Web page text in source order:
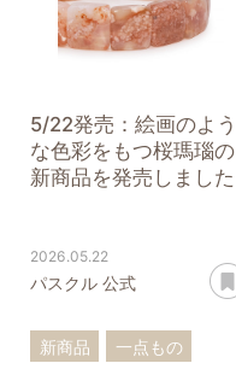
5/22発売：絵画のよう
な色彩をもつ桜瑪瑙の
新商品を発売しました
2026.05.22
パスクル 公式
新商品
一点もの